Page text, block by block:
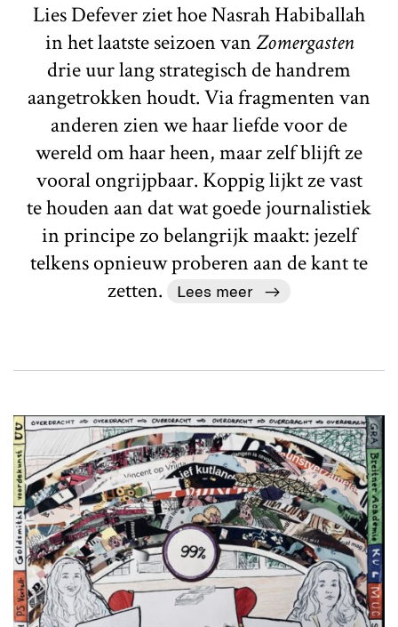
Lies Defever ziet hoe Nasrah Habiballah
in het laatste seizoen vanZomergasten
drie uur lang strategisch de handrem
aangetrokken houdt. Via fragmenten van
anderen zien we haar liefde voor de
wereld om haar heen, maar zelf blijft ze
vooral ongrijpbaar. Koppig lijkt ze vast
te houden aan dat wat goede journalistiek
in principe zo belangrijk maakt: jezelf
telkens opnieuw proberen aan de kant te
zetten.
Lees meer